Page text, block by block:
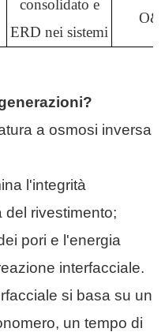
consolidato e
ERD nei sistemi
a osmosi inversa
l'integrità
del rivestimento;
pori e l'energia
interfacciale.
si basa su un
un tempo di